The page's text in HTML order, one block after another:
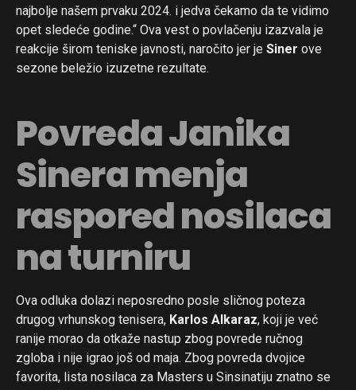
najbolje našem prvaku 2024. i jedva čekamo da te vidimo
opet sledeće godine.“ Ova vest o povlačenju izazvala je
reakcije širom teniske javnosti, naročito jer je Siner ove
sezone beležio izuzetne rezultate.
Povreda Janika
Sinera menja
raspored nosilaca
na turniru
Ova odluka dolazi neposredno posle sličnog poteza
drugog vrhunskog tenisera, Karlos Alkaraz, koji je već
ranije morao da otkaže nastup zbog povrede ručnog
zgloba i nije igrao još od maja. Zbog povreda dvojice
favorita, lista nosilaca za Masters u Sinsinatiju znatno se